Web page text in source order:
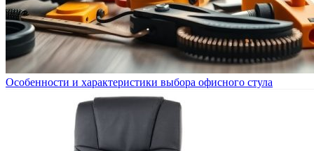
Особенности и характеристики выбора офисного стула